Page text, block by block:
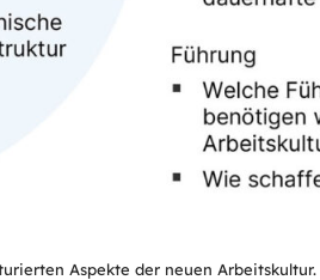
Aspekte der neuen Arbeitskultur.